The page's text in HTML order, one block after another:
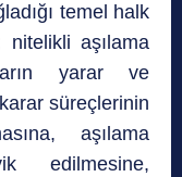
temel halk
nitelikli aşılama
yarar ve
süreçlerinin
aşılama
edilmesine,